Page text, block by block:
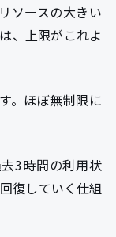
ソースの大きい
、上限がこれよ
。ほぼ無制限に
3時間の利用状
復していく仕組